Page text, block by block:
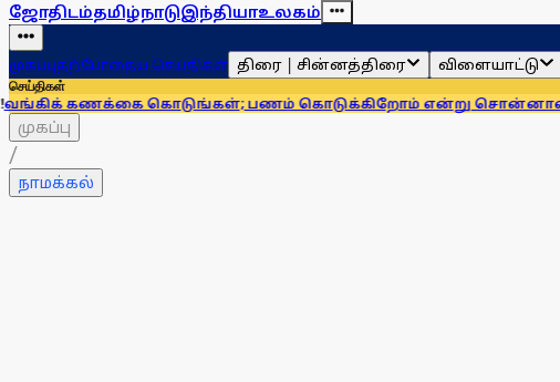
ஜோதிடம்தமிழ்நாடுஇந்தியாஉலகம்
முகப்புதற்போதைய செய்திகள் திரை | சின்னத்திரை விளையாட்டு
செய்திகள்
கொடுங்கள்; பணம் கொடுக்கிறோம் என்று சொன்னால்... ஆர்பிஐ
முகப்பு
/
நாமக்கல்